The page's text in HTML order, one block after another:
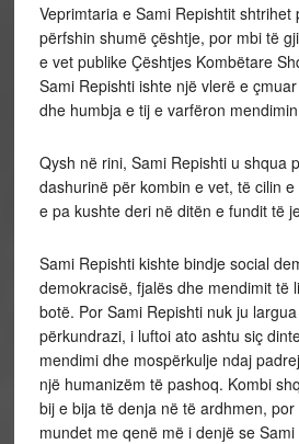
Veprimtaria e Sami Repishtit
përfshin shumë çështje, por mbi të
e vet publike Çështjes Kombëtare
Sami Repishti ishte një vlerë e
dhe humbja e tij e varfëron
Qysh në rini, Sami Repishti u shqua
dashurinë për kombin e vet, të cilin
e pa kushte deri në ditën e fundit të
Sami Repishti kishte bindje social
demokracisë, fjalës dhe mendimit të
botë. Por Sami Repishti nuk ju
përkundrazi, i luftoi ato ashtu siç
mendimi dhe mospërkulje ndaj
një humanizëm të pashoq. Kombi
bij e bija të denja në të ardhmen,
mundet me qenë më i denjë se Sami